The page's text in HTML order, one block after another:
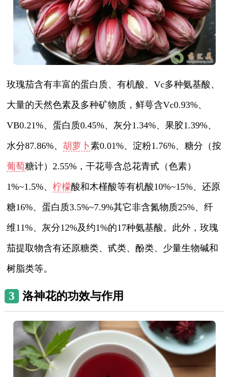
玫瑰茄含有丰富的蛋白质、有机酸、Vc多种氨基酸、
大量的天然色素及多种矿物质，鲜萼含Vc0.93%、
VB0.21%、蛋白质0.45%、灰分1.34%、果胶1.39%、
水分87.86%、胡萝卜素0.01%、淀粉1.76%、糖分（按
葡萄糖计）2.55%，干花萼含总花青甙（色素）
1%~1.5%、柠檬酸和木槿酸等有机酸10%~15%、还原
糖16%、蛋白质3.5%~7.9%其它非含氮物质25%、纤
维11%、灰分12%及约1%的17种氨基酸。此外，玫瑰
茄提取物含有还原糖类、甙类、酚类、少量生物碱和
树脂类等。
3 洛神花的功效与作用